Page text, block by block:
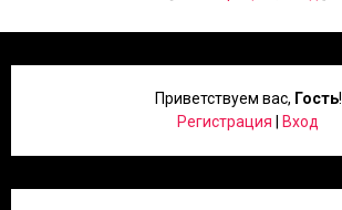
Приветствуем вас, Гость!
Регистрация
Вход